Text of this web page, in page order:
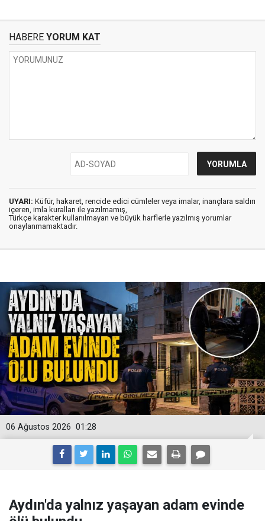
HABERE YORUM KAT
UYARI: Küfür, hakaret, rencide edici cümleler veya imalar, inançlara saldırı
içeren, imla kuralları ile yazılmamış,
Türkçe karakter kullanılmayan ve büyük harflerle yazılmış yorumlar
onaylanmamaktadır.
01:28
06 Ağustos 2026
Aydın'da yalnız yaşayan adam evinde